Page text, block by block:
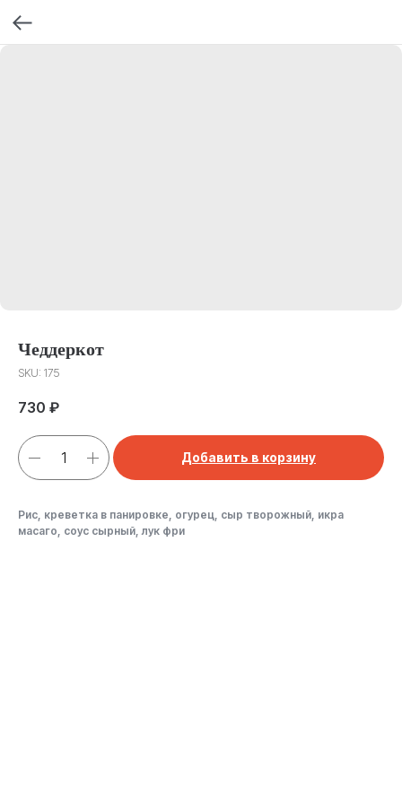
Чеддеркот
SKU: 175
730 ₽
Добавить в корзину
Рис, креветка в панировке, огурец, сыр творожный, икра
масаго, соус сырный, лук фри